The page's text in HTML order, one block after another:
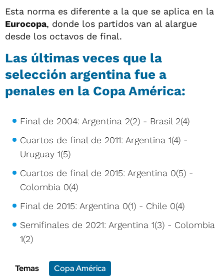
Esta norma es diferente a la que se aplica en la
Eurocopa, donde los partidos van al alargue
desde los octavos de final.
Las últimas veces que la
selección argentina fue a
penales en la Copa América:
Final de 2004: Argentina 2(2) - Brasil 2(4)
Cuartos de final de 2011: Argentina 1(4) -
Uruguay 1(5)
Cuartos de final de 2015: Argentina 0(5) -
Colombia 0(4)
Final de 2015: Argentina 0(1) - Chile 0(4)
Semifinales de 2021: Argentina 1(3) - Colombia
1(2)
Temas Copa América